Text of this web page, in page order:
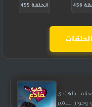
456 الحلقة 455
بالهندي
وحوار سمير